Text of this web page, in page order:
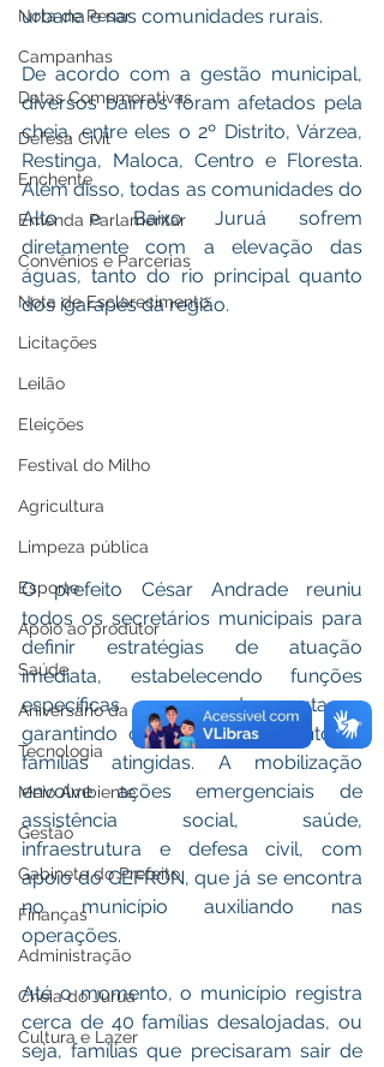
Nota de Pesar
Campanhas
Datas Comemorativas
Defesa Civil
Enchente
Emenda Parlamentar
Convênios e Parcerias
Nota de Esclarecimento
Licitações
Leilão
Eleições
Festival do Milho
Agricultura
Limpeza pública
Esporte
Apoio ao produtor
Saúde
Aniversário da cidade
Tecnologia
Meio Ambiente
Gestão
Gabinete do Prefeito
Finanças
Administração
Cheia do Juruá
Cultura e Lazer
urbana e nas comunidades rurais.
De acordo com a gestão municipal,
diversos bairros foram afetados pela
cheia, entre eles o 2º Distrito, Várzea,
Restinga, Maloca, Centro e Floresta.
Além disso, todas as comunidades do
Alto e Baixo Juruá sofrem
diretamente com a elevação das
águas, tanto do rio principal quanto
dos igarapés da região.
O prefeito César Andrade reuniu
todos os secretários municipais para
definir estratégias de atuação
imediata, estabelecendo funções
específicas para cada pasta e
garantindo o pronto atendimento às
famílias atingidas. A mobilização
envolve ações emergenciais de
assistência social, saúde,
infraestrutura e defesa civil, com
apoio do GEFRON, que já se encontra
no município auxiliando nas
operações.
Até o momento, o município registra
cerca de 40 famílias desalojadas, ou
seja, famílias que precisaram sair de